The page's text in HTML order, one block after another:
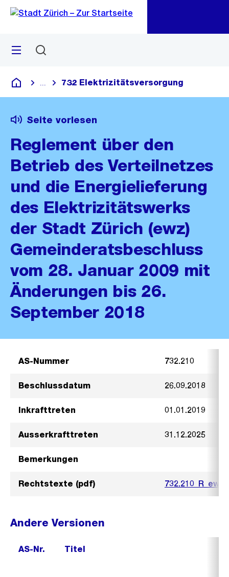
Navigation
Sprunglink
Menü
Deutsch
Blende alle Breadcrumbs ein
732 Elektrizitätsversorgung
Seite vorlesen
Reglement über den
Betrieb des Verteilnetzes
und die Energielieferung
des Elektrizitätswerks
der Stadt Zürich (ewz)
Gemeinderatsbeschluss
vom 28. Januar 2009 mit
Änderungen bis 26.
September 2018
AS-Nummer 732.210
Beschlussdatum 26.09.2018
Inkrafttreten 01.01.2019
Ausserkrafttreten 31.12.2025
Bemerkungen
Rechtstexte (pdf)
Andere Versionen
AS-Nr. Titel